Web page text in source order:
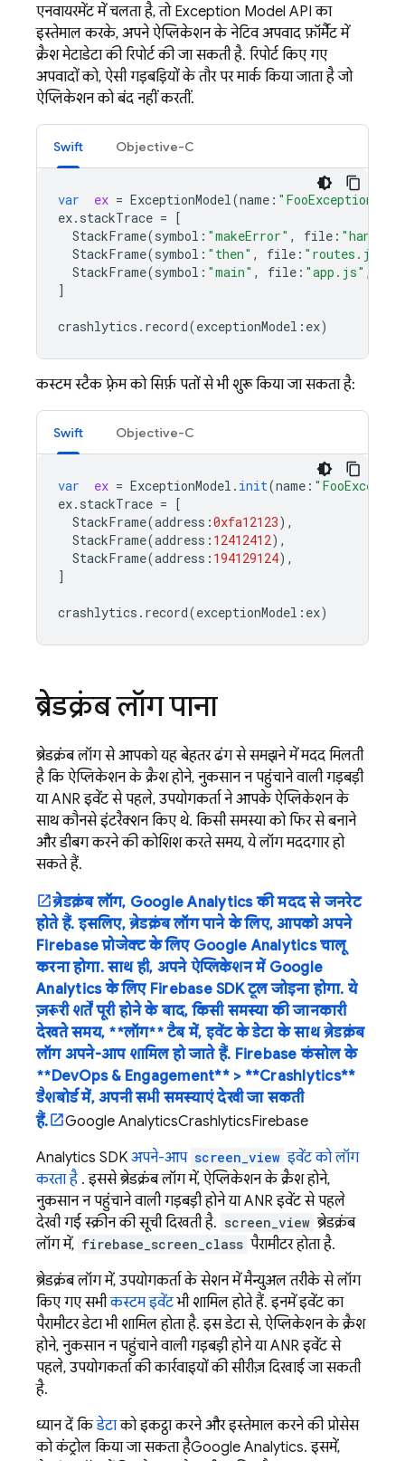
एनवायरमेंट में चलता है, तो Exception Model API का
इस्तेमाल करके, अपने ऐप्लिकेशन के नेटिव अपवाद फ़ॉर्मैट में
क्रैश मेटाडेटा की रिपोर्ट की जा सकती है. रिपोर्ट किए गए
अपवादों को, ऐसी गड़बड़ियों के तौर पर मार्क किया जाता है जो
ऐप्लिकेशन को बंद नहीं करतीं.
Swift Objective-C
var ex = ExceptionModel(name : "FooException"
ex. stackTrace = [
StackFrame(symbol : "makeError" , file :
StackFrame(symbol : "then" , file : "routes.js"
StackFrame(symbol : "main" , file : "app.js" ,
]
crashlytics . record(exceptionModel : ex)
कस्टम स्टैक फ़्रेम को सिर्फ़ पतों से भी शुरू किया जा सकता है:
Swift Objective-C
var ex = ExceptionModel . init(name :
ex. stackTrace = [
StackFrame(address :0xfa12123),
StackFrame(address : 12412412),
StackFrame(address : 194129124),
]
crashlytics . record(exceptionModel : ex)
ब्रेडक्रंब लॉग पाना
ब्रेडक्रंब लॉग से आपको यह बेहतर ढंग से समझने में मदद मिलती
है कि ऐप्लिकेशन के क्रैश होने, नुकसान न पहुंचाने वाली गड़बड़ी
या ANR इवेंट से पहले, उपयोगकर्ता ने आपके ऐप्लिकेशन के
साथ कौनसे इंटरैक्शन किए थे. किसी समस्या को फिर से बनाने
और डीबग करने की कोशिश करते समय, ये लॉग मददगार हो
सकते हैं.
ब्रेडक्रंब लॉग, Google Analytics की मदद से जनरेट
होते हैं. इसलिए, ब्रेडक्रंब लॉग पाने के लिए, आपको अपने
Firebase प्रोजेक्ट के लिए Google Analytics चालू
करना होगा. साथ ही, अपने ऐप्लिकेशन में Google
Analytics के लिए Firebase SDK टूल जोड़ना होगा. ये
ज़रूरी शर्तें पूरी होने के बाद, किसी समस्या की जानकारी
देखते समय, **लॉग** टैब में, इवेंट के डेटा के साथ ब्रेडक्रंब
लॉग अपने-आप शामिल हो जाते हैं. Firebase कंसोल के
**DevOps & Engagement** > **Crashlytics**
डैशबोर्ड में, अपनी सभी समस्याएं देखी जा सकती
हैं.
Google AnalyticsCrashlyticsFirebase
Analytics SDK अपने-आप screen_view इवेंट को लॉग
करता है. इससे ब्रेडक्रंब लॉग में, ऐप्लिकेशन के क्रैश होने,
नुकसान न पहुंचाने वाली गड़बड़ी होने या ANR इवेंट से पहले
देखी गई स्क्रीन की सूची दिखती है. screen_view ब्रेडक्रंब
लॉग में, firebase_screen_class पैरामीटर होता है.
ब्रेडक्रंब लॉग में, उपयोगकर्ता के सेशन में मैन्युअल तरीके से लॉग
किए गए सभीकस्टम इवेंटभी शामिल होते हैं. इनमें इवेंट का
पैरामीटर डेटा भी शामिल होता है. इस डेटा से, ऐप्लिकेशन के क्रैश
होने, नुकसान न पहुंचाने वाली गड़बड़ी होने या ANR इवेंट से
पहले, उपयोगकर्ता की कार्रवाइयों की सीरीज़ दिखाई जा सकती
है.
ध्यान दें किडेटाको इकट्ठा करने और इस्तेमाल करने की प्रोसेस
को कंट्रोल किया जा सकता हैGoogle Analytics. इसमें,